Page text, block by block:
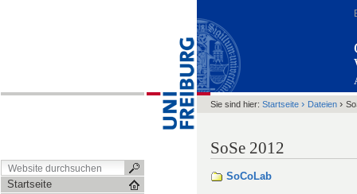
Startseite
Sie sind hier: Startseite › Dateien ›
SoSe 2012
SoCoLab